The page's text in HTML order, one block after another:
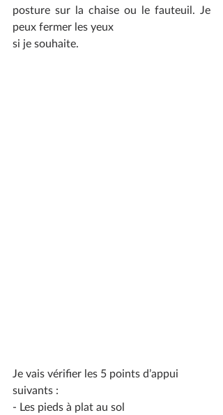
posture sur la chaise ou le fauteuil. Je
peux fermer les yeux
si je souhaite.
Je vais vérifier les 5 points d’appui
suivants :
- Les pieds à plat au sol